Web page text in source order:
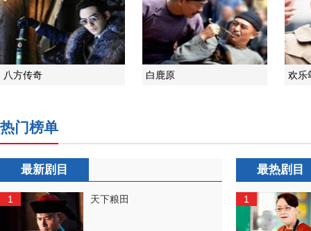
八方传奇 白鹿原 欢乐
热门榜单
最新剧目
1 天下粮田
最热剧目
1